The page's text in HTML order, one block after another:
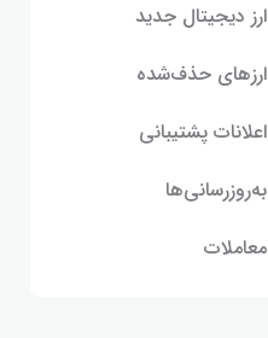
ارز دیجیتال جدید
ارزهای حذف‌شده
اعلانات پشتیبانی
به‌روزرسانی‌ها
معاملات